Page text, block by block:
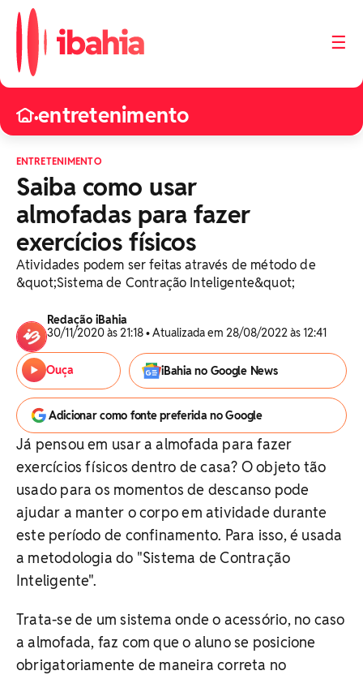
☰
•entretenimento
ENTRETENIMENTO
Saiba como usar
almofadas para fazer
exercícios físicos
Atividades podem ser feitas através de método de
&quot;Sistema de Contração Inteligente&quot;
Redação iBahia
30/11/2020 às 21:18 • Atualizada em 28/08/2022 às 12:41
Ouça iBahia no Google News
Adicionar como fonte preferida no Google
Já pensou em usar a almofada para fazer
exercícios físicos dentro de casa? O objeto tão
usado para os momentos de descanso pode
ajudar a manter o corpo em atividade durante
este período de confinamento. Para isso, é usada
a metodologia do "Sistema de Contração
Inteligente".
Trata-se de um sistema onde o acessório, no caso
a almofada, faz com que o aluno se posicione
obrigatoriamente de maneira correta no